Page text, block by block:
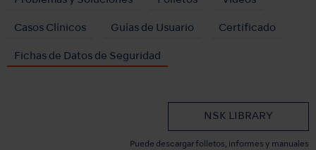
Casos Clínicos Guías de Usuario Certificado
Fichas de Datos de Seguridad
NSK LIBRARY
Puede descargar folletos, informes y manuales